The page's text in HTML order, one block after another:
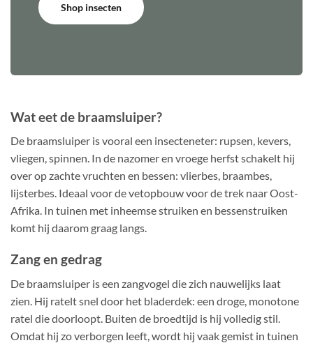
Shop insecten
Wat eet de braamsluiper?
De braamsluiper is vooral een insecteneter: rupsen, kevers,
vliegen, spinnen. In de nazomer en vroege herfst schakelt hij
over op zachte vruchten en bessen: vlierbes, braambes,
lijsterbes. Ideaal voor de vetopbouw voor de trek naar Oost-
Afrika. In tuinen met inheemse struiken en bessenstruiken
komt hij daarom graag langs.
Zang en gedrag
De braamsluiper is een zangvogel die zich nauwelijks laat
zien. Hij ratelt snel door het bladerdek: een droge, monotone
ratel die doorloopt. Buiten de broedtijd is hij volledig stil.
Omdat hij zo verborgen leeft, wordt hij vaak gemist in tuinen